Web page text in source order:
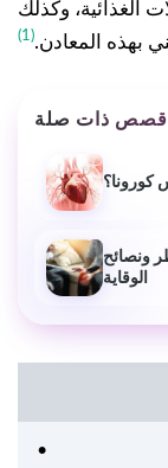
الغذائية، وكذلك
بهذه المعادن.(1)
قصص ذات صلة
ونصائح
الوقاية